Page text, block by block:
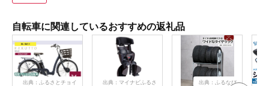
自転車に関連しているおすすめの返礼品
出典：ふるさとチョイ
出典：マイナビふるさ
出典：ふるなび